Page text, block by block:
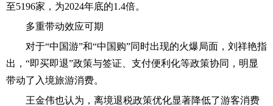
至5196家，为2024年底的1.4倍。
多重带动效应可期
对于“中国游”和“中国购”同时出现的火爆局面，刘祥艳指
出，“即买即退”政策与签证、支付便利化等政策协同，明显
带动了入境旅游消费。
王金伟也认为，离境退税政策优化显著降低了游客消费